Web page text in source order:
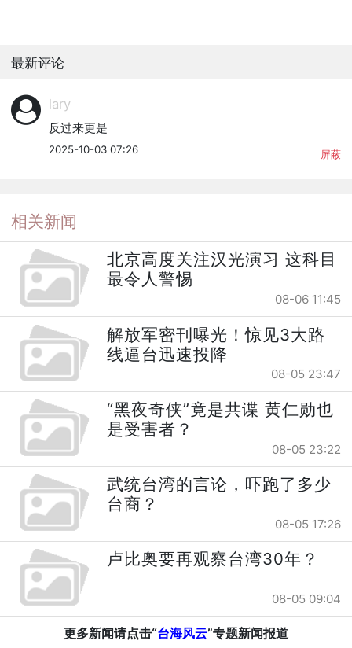
最新评论
lary
反过来更是
2025-10-03 07:26 屏蔽
相关新闻
北京高度关注汉光演习 这科目
最令人警惕
08-06 11:45
解放军密刊曝光！惊见3大路
线逼台迅速投降
08-05 23:47
“黑夜奇侠”竟是共谍 黄仁勋也
是受害者？
08-05 23:22
武统台湾的言论，吓跑了多少
台商？
08-05 17:26
卢比奥要再观察台湾30年？
08-05 09:04
更多新闻请点击“台海风云”专题新闻报道